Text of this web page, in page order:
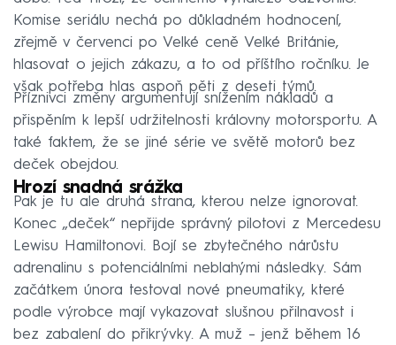
Komise seriálu nechá po důkladném hodnocení,
zřejmě v červenci po Velké ceně Velké Británie,
hlasovat o jejich zákazu, a to od příštího ročníku. Je
však potřeba hlas aspoň pěti z deseti týmů.
Příznivci změny argumentují snížením nákladů a
přispěním k lepší udržitelnosti královny motorsportu. A
také faktem, že se jiné série ve světě motorů bez
deček obejdou.
Hrozí snadná srážka
Pak je tu ale druhá strana, kterou nelze ignorovat.
Konec „deček“ nepřijde správný pilotovi z Mercedesu
Lewisu Hamiltonovi. Bojí se zbytečného nárůstu
adrenalinu s potenciálními neblahými následky. Sám
začátkem února testoval nové pneumatiky, které
podle výrobce mají vykazovat slušnou přilnavost i
bez zabalení do přikrývky. A muž – jenž během 16